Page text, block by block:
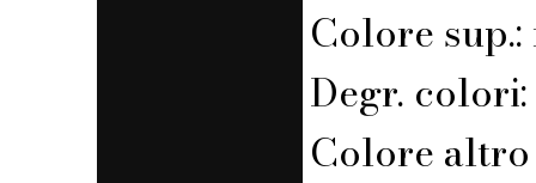
Colore
Degr.
Colore altro